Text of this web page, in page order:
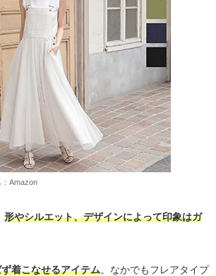
Amazon
形やシルエット、デザインによって印象はガ
着こなせるアイテム。なかでもフレアタイプ